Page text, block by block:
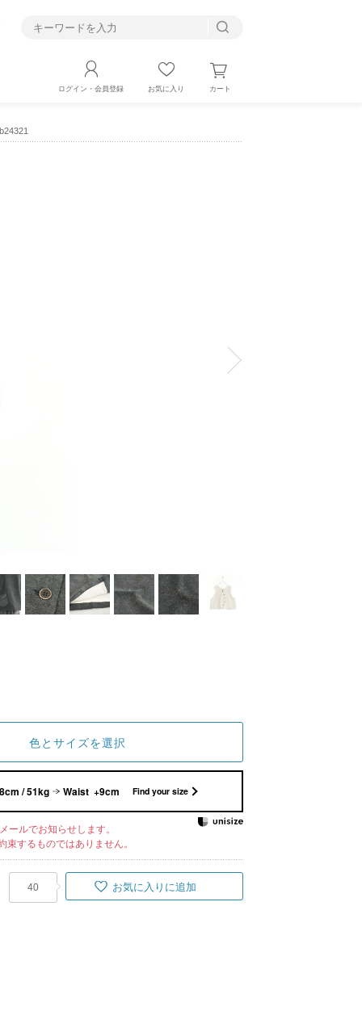
ログイン・会員登録 お気に入り カート
色とサイズを選択
/ 51kg Waist +9cm Find your size
ールでお知らせします。
するものではありません。
40 お気に入りに追加